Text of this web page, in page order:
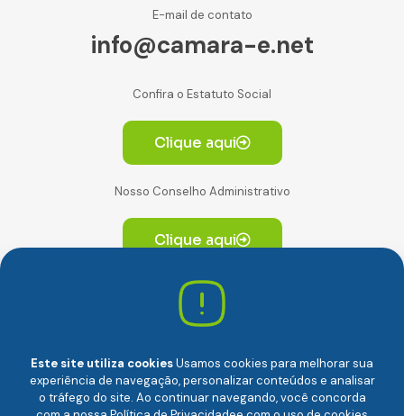
E-mail de contato
info@camara-e.net
Confira o Estatuto Social
Clique aqui
Nosso Conselho Administrativo
Clique aqui
Av. Paulista, 2064. Conjunto 14, (Edifício Paulista) -
CEP 01310-928 Consolação – São Paulo/SP
Este site utiliza cookiesUsamos cookies para melhorar sua
experiência de navegação, personalizar conteúdos e analisar
o tráfego do site. Ao continuar navegando, você concorda